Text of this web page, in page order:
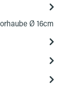
Ø 16cm